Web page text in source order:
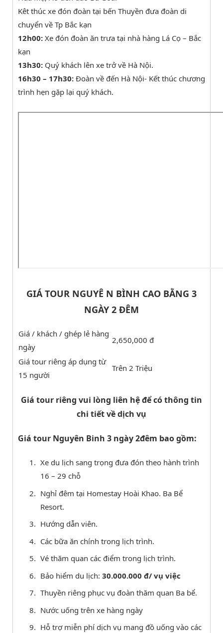
Kêt thúc xe đón đoàn tại bến Thuyền đưa đoàn di
chuyển về Tp Bắc kạn
12h00: Xe đón đoàn ăn trưa tại nhà hàng Lá Cọ – Bắc
kạn
13h30: Quý khách lên xe trở về Hà Nội.
16h30 – 17h30: Đoàn về đến Hà Nội- Kết thúc chương
trình hẹn gặp lại quý khách.
GIÁ TOUR NGUYÊ N BÌNH CAO BẰNG 3
NGÀY 2 ĐÊM
Giá / khách / ghép lẻ hàng
ngày
2,650,000 đ
Giá tour riêng áp dụng từ
15 người
Trên 2 Triệu
Giá tour riêng vui lòng liên hệ để có thông tin
chi tiết về dịch vụ
Giá tour Nguyên Binh 3 ngày 2đêm bao gồm:
Xe du lịch sang trọng đưa đón theo hành trình
16 – 29 chỗ
Nghỉ đêm tại Homestay Hoài Khao. Ba Bể
Resort.
Hướng dẫn viên.
Các bữa ăn chính trong lịch trình.
Vé thăm quan các điểm trong lịch trình.
Bảo hiểm du lịch: 30.000.000 đ/ vụ việc
Thuyền riêng phục vụ đoàn thăm quan Ba bể.
Nước uống trên xe hàng ngày
Hỗ trợ miễn phí dịch vụ mang đồ uống vào các